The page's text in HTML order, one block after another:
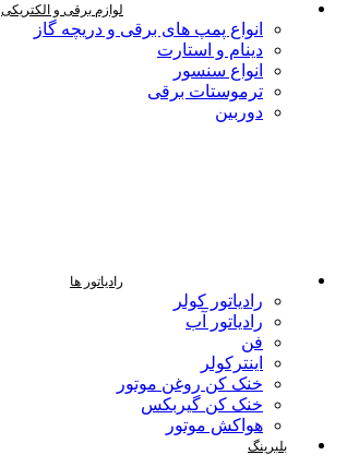
لوازم برقی و الکتریکی
انواع پمپ های برقی و دریچه گاز
دینام و استارت
انواع سنسور
ترموستات برقی
دوربین
رادیاتور ها
رادیاتور کولر
رادیاتور آب
فن
اینترکولر
خنک کن روغن موتور
خنک کن گیربکس
هواکش موتور
بلبرینگ